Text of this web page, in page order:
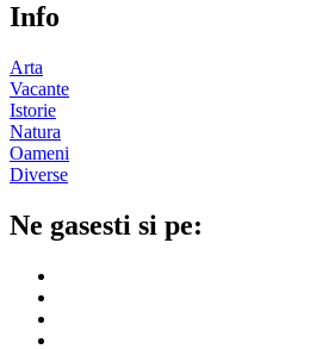
Info
Arta
Vacante
Istorie
Natura
Oameni
Diverse
Ne gasesti si pe: